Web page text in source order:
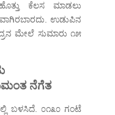
ಕೆಲಸ ಮಾಡಲು
ಉಡುಪಿನ
ಮೇಲೆ ಸುಮಾರು ೧೫
ನೆಗೆತ
ಬಳಸಿದೆ. ೦೧೩೦ ಗಂಟೆ